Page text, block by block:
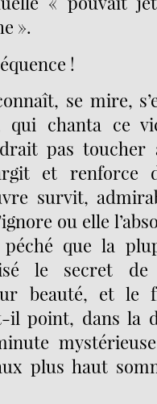
».
!
se mire,
qui chanta ce
pas toucher
et renforce
survit,
ou elle
péché que la
le secret
beauté, et le
il point, dans la
plus haut